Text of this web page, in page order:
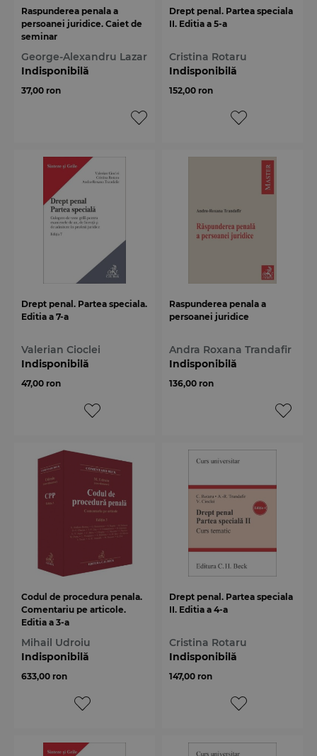
Raspunderea penala a
persoanei juridice. Caiet de
seminar
George-Alexandru Lazar
Indisponibilă
37,00 ron
Drept penal. Partea speciala
II. Editia a 5-a
Cristina Rotaru
Indisponibilă
152,00 ron
Drept penal. Partea speciala.
Editia a 7-a
Valerian Cioclei
Indisponibilă
47,00 ron
Raspunderea penala a
persoanei juridice
Andra Roxana Trandafir
Indisponibilă
136,00 ron
Codul de procedura penala.
Comentariu pe articole.
Editia a 3-a
Mihail Udroiu
Indisponibilă
633,00 ron
Drept penal. Partea speciala
II. Editia a 4-a
Cristina Rotaru
Indisponibilă
147,00 ron